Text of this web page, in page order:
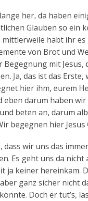
her, da haben
Glauben so ein
habt ihr
von Brot und
Begegnung mit
Ja, das ist das
hier ihm, eurem
eben darum haben
beten an, darum
begegnen hier
dass wir uns das
Es geht uns da
ja keiner hereinkam.
ganz sicher nicht
Doch er tut’s,